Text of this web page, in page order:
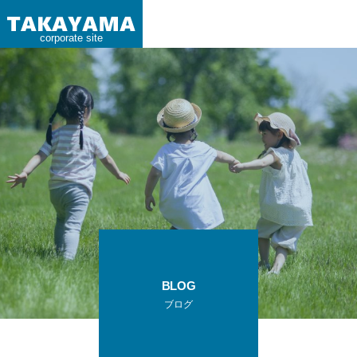
corporate site
BLOG
ブログ